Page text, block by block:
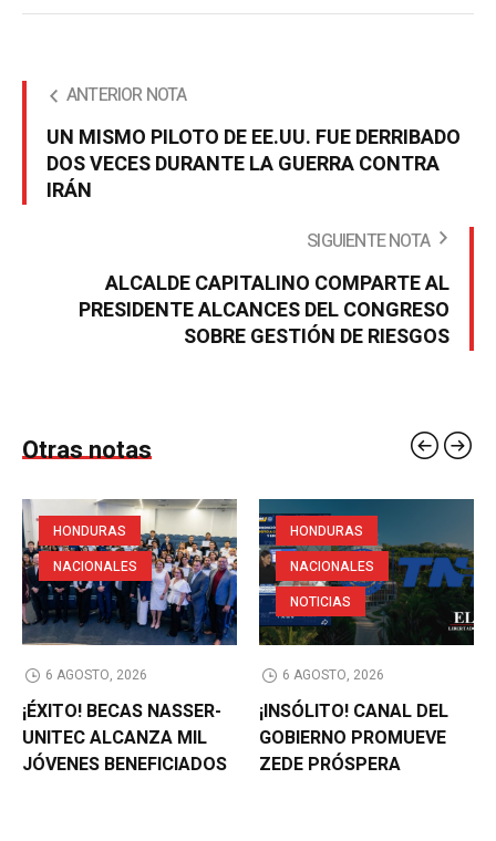
ANTERIOR NOTA
UN MISMO PILOTO DE EE.UU. FUE DERRIBADO
DOS VECES DURANTE LA GUERRA CONTRA
IRÁN
SIGUIENTE NOTA
ALCALDE CAPITALINO COMPARTE AL
PRESIDENTE ALCANCES DEL CONGRESO
SOBRE GESTIÓN DE RIESGOS
Otras notas
HONDURAS
NACIONALES
6 AGOSTO, 2026
¡ÉXITO! BECAS NASSER-
UNITEC ALCANZA MIL
JÓVENES BENEFICIADOS
HONDURAS
NACIONALES
NOTICIAS
6 AGOSTO, 2026
¡INSÓLITO! CANAL DEL
GOBIERNO PROMUEVE
ZEDE PRÓSPERA